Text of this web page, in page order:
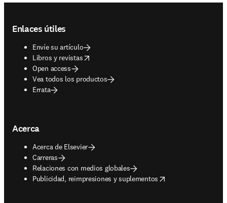
Enlaces útiles
Envíe su artículo
Libros y revistas
opens in new tab/window
Open access
Vea todos los productos
Errata
Acerca
Acerca de Elsevier
Carreras
Relaciones con medios globales
Publicidad, reimpresiones y suplementos
opens in new tab/window